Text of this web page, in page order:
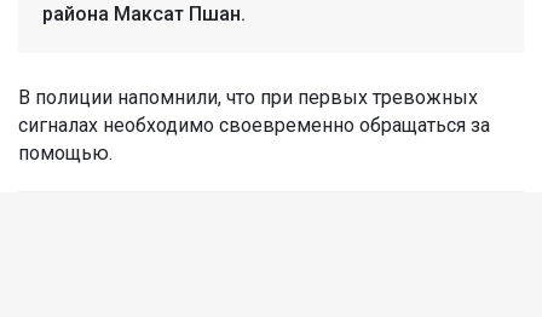
района Максат Пшан.
В полиции напомнили, что при первых тревожных
сигналах необходимо своевременно обращаться за
помощью.